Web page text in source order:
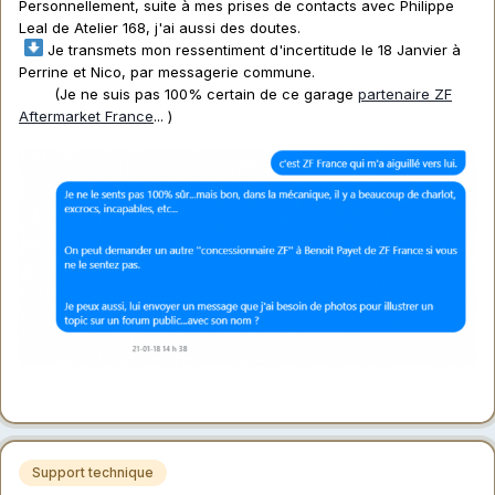
Personnellement, suite à mes prises de contacts avec Philippe
Leal de Atelier 168, j'ai aussi des doutes.
Je transmets mon ressentiment d'incertitude le 18 Janvier à
Perrine et Nico, par messagerie commune.
(Je ne suis pas 100% certain de ce garage partenaire ZF
Aftermarket France... )
Support technique